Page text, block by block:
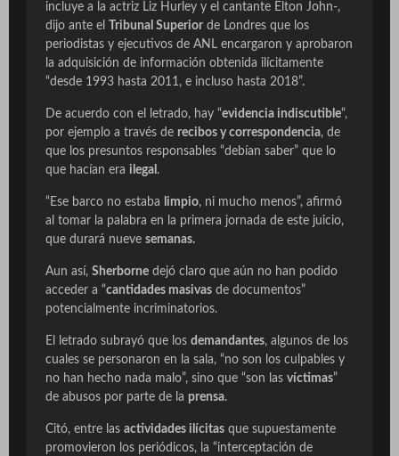
incluye a la actriz Liz Hurley y el cantante Elton John-,
dijo ante el
Tribunal Superior de Londres que los
periodistas y ejecutivos de ANL encargaron y aprobaron
la adquisición de información obtenida ilícitamente
“desde 1993 hasta 2011, e incluso hasta 2018”.
De acuerdo con el letrado, hay “evidencia indiscutible“,
por ejemplo a través de recibos y correspondencia, de
que los presuntos responsables “debían saber” que lo
que hacían era ilegal .
“Ese barco no estaba limpio, ni mucho menos”, afirmó
al tomar la palabra en la primera jornada de este juicio,
que durará nueve semanas.
Aun así, Sherborne dejó claro que aún no han podido
acceder a “cantidades masivas de documentos”
potencialmente incriminatorios.
El letrado subrayó que los demandantes, algunos de los
cuales se personaron en la sala, “no son los culpables y
no han hecho nada malo”, sino que “son las víctimas”
de abusos por parte de la prensa.
Citó, entre las actividades ilícitas que supuestamente
promovieron los periódicos, la “interceptación de